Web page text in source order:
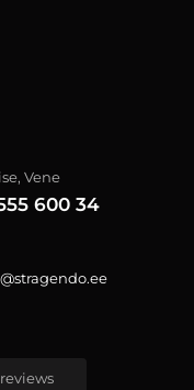
Vene
600 34